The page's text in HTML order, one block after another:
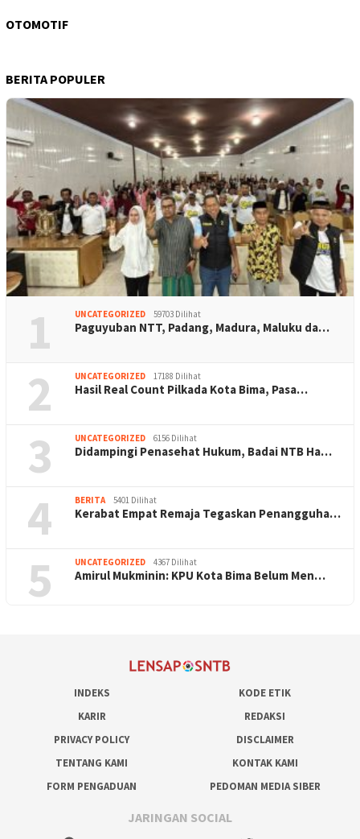
OTOMOTIF
BERITA POPULER
1 UNCATEGORIZED 59703 Dilihat
Paguyuban NTT, Padang, Madura, Maluku da…
2 UNCATEGORIZED 17188 Dilihat
Hasil Real Count Pilkada Kota Bima, Pasa…
3 UNCATEGORIZED 6156 Dilihat
Didampingi Penasehat Hukum, Badai NTB Ha…
4 BERITA 5401 Dilihat
Kerabat Empat Remaja Tegaskan Penangguha…
5 UNCATEGORIZED 4367 Dilihat
Amirul Mukminin: KPU Kota Bima Belum Men…
INDEKS
KODE ETIK
KARIR
REDAKSI
PRIVACY POLICY
DISCLAIMER
TENTANG KAMI
KONTAK KAMI
FORM PENGADUAN
PEDOMAN MEDIA SIBER
JARINGAN SOCIAL